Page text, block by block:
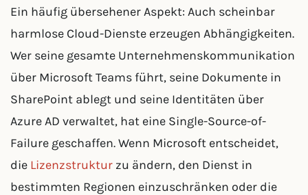
Ein häufig übersehener Aspekt: Auch scheinbar
harmlose Cloud-Dienste erzeugen Abhängigkeiten.
Wer seine gesamte Unternehmenskommunikation
über Microsoft Teams führt, seine Dokumente in
SharePoint ablegt und seine Identitäten über
Azure AD verwaltet, hat eine Single-Source-of-
Failure geschaffen. Wenn Microsoft entscheidet,
die Lizenzstruktur zu ändern, den Dienst in
bestimmten Regionen einzuschränken oder die